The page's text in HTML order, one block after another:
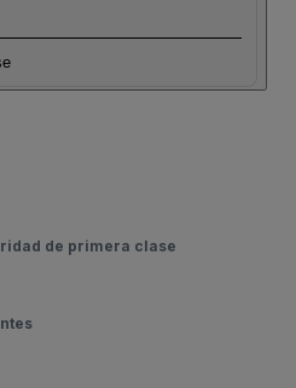
de primera clase